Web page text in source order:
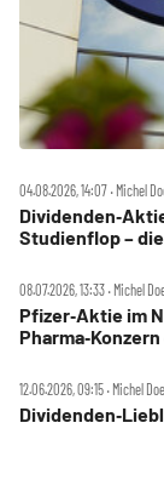
04.08.2026, 14:07 ‧ Michel
Studienflop –
08.07.2026, 13:33 ‧ Michel
Pfizer‑Aktie im
12.06.2026, 09:15 ‧ Michel